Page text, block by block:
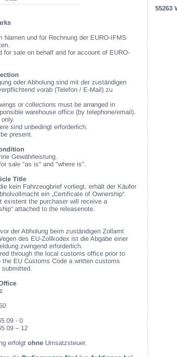
Namen und für Rechnung der EURO-IFMS
for sale on behalf and for account of EURO-
oder Abholung sind mit der zuständigen
vorab (Telefon / E-Mail) zu
or collections must be arranged in
warehouse office (by telephone/email).
sind unbedingt erforderlich.
present.
Gewährleistung.
sale "as is" and "where is".
Title
kein Fahrzeugbrief vorliegt, erhält der Käufer
ein „Certificate of Ownership“.
existent the purchaser will receive a
attached to the releasenote.
der Abholung beim zuständigen Zollamt
des EU-Zollkodex ist die Abgabe einer
zwingend erforderlich.
through the local customs office prior to
the EU Customs Code a written customs
submitted.
09 - 0
09 – 12
erfolgt ohne Umsatzsteuer.
55263